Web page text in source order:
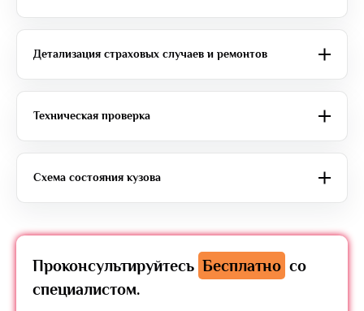
Детализация страховых случаев и ремонтов
Техническая проверка
Схема состояния кузова
Проконсультируйтесь Бесплатно со
специалистом.